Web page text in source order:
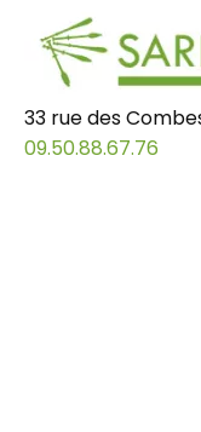
33 rue des
09.50.88.67.76